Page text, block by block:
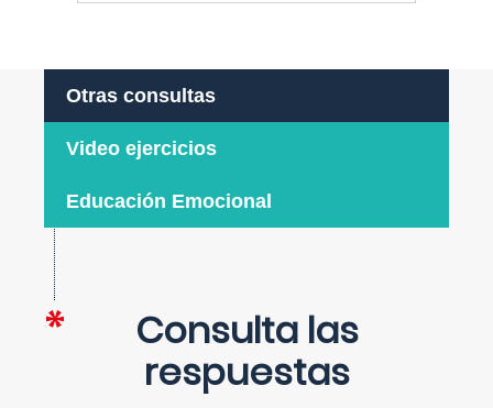
Otras consultas
Video ejercicios
Educación Emocional
Consulta las
respuestas